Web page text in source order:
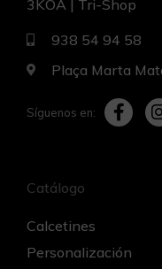
3KOA | Tri-Shop
938 54 94 58
Plaça Marta
Síguenos en:
Catálogo
Calcetines
Personalización